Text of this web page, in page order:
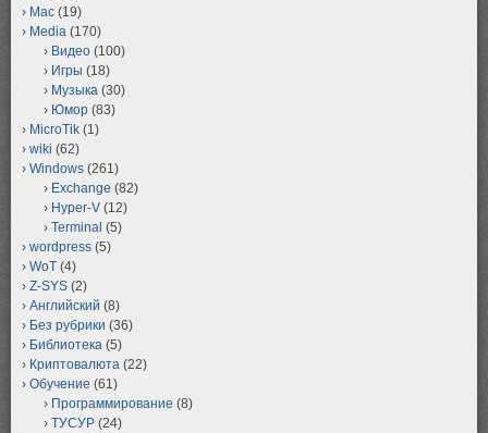
Mac (19)
Media (170)
Видео (100)
Игры (18)
Музыка (30)
Юмор (83)
MicroTik (1)
wiki (62)
Windows (261)
Exchange (82)
Hyper-V (12)
Terminal (5)
wordpress (5)
WoT (4)
Z-SYS (2)
Английский (8)
Без рубрики (36)
Библиотека (5)
Криптовалюта (22)
Обучение (61)
Программирование (8)
ТУСУР (24)